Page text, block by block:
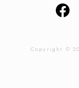
Copyright ©